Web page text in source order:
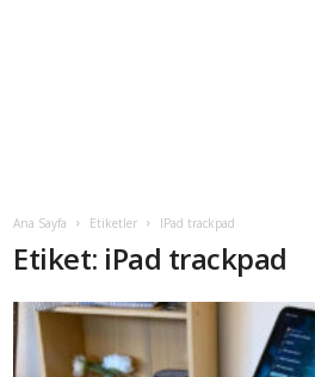
Ana Sayfa Etiketler IPad trackpad
Etiket: iPad trackpad